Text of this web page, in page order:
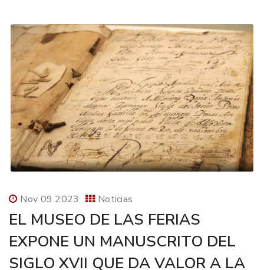
Nov 09 2023 Noticias
EL MUSEO DE LAS FERIAS
EXPONE UN MANUSCRITO DEL
SIGLO XVII QUE DA VALOR A LA